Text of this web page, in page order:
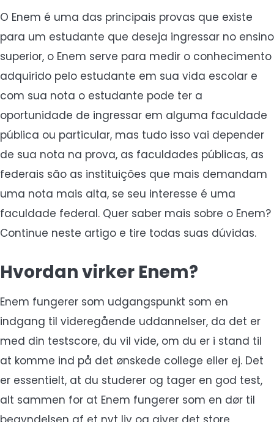
O Enem é uma das principais provas que existe
para um estudante que deseja ingressar no ensino
superior, o Enem serve para medir o conhecimento
adquirido pelo estudante em sua vida escolar e
com sua nota o estudante pode ter a
oportunidade de ingressar em alguma faculdade
pública ou particular, mas tudo isso vai depender
de sua nota na prova, as faculdades públicas, as
federais são as instituições que mais demandam
uma nota mais alta, se seu interesse é uma
faculdade federal. Quer saber mais sobre o Enem?
Continue neste artigo e tire todas suas dúvidas.
Hvordan virker Enem?
Enem fungerer som udgangspunkt som en
indgang til videregående uddannelser, da det er
med din testscore, du vil vide, om du er i stand til
at komme ind på det ønskede college eller ej. Det
er essentielt, at du studerer og tager en god test,
alt sammen for at Enem fungerer som en dør til